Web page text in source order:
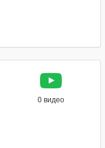
0 видео